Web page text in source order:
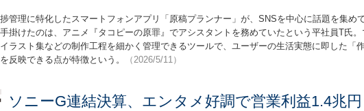
管理に特化したスマートフォンアプリ「原稿プランナー」が、SNSを中心に話題を集め
掛けたのは、アニメ『タコピーの原罪』でアシスタントを務めていたという平社員T氏。
ラスト集などの制作工程を細かく管理できるツールで、ユーザーの生活実態に即した「
反映できる点が特徴という。
（2026/5/11）
ソニーG連結決算、エンタメ好調で営業利益1.4兆円